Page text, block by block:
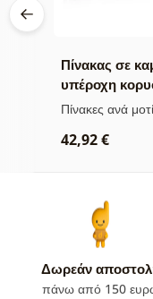
Πίνακας σε
υπέροχη
βουνού σε
εκδοχή
Πίνακες ανά
42,92 €
Δωρεάν
πάνω από 150